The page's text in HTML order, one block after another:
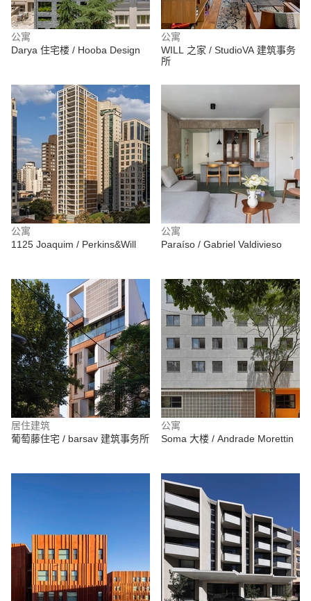
公寓
Darya 住宅楼 / Hooba Design
公寓
WILL 之家 / StudioVA 建筑事务
所
公寓
1125 Joaquim / Perkins&Will
公寓
Paraíso / Gabriel Valdivieso
居住建筑
葡萄藤住宅 / barsav 建筑事务所
公寓
Soma 大楼 / Andrade Morettin